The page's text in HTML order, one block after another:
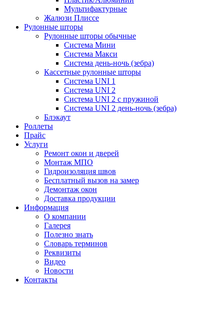
Мультифактурные
Жалюзи Плиссе
Рулонные шторы
Рулонные шторы обычные
Система Мини
Система Макси
Система день-ночь (зебра)
Кассетные рулонные шторы
Система UNI 1
Система UNI 2
Система UNI 2 с пружиной
Система UNI 2 день-ночь (зебра)
Блэкаут
Роллеты
Прайс
Услуги
Ремонт окон и дверей
Монтаж МПО
Гидроизоляция швов
Бесплатный вызов на замер
Демонтаж окон
Доставка продукции
Информация
О компании
Галерея
Полезно знать
Словарь терминов
Реквизиты
Видео
Новости
Контакты